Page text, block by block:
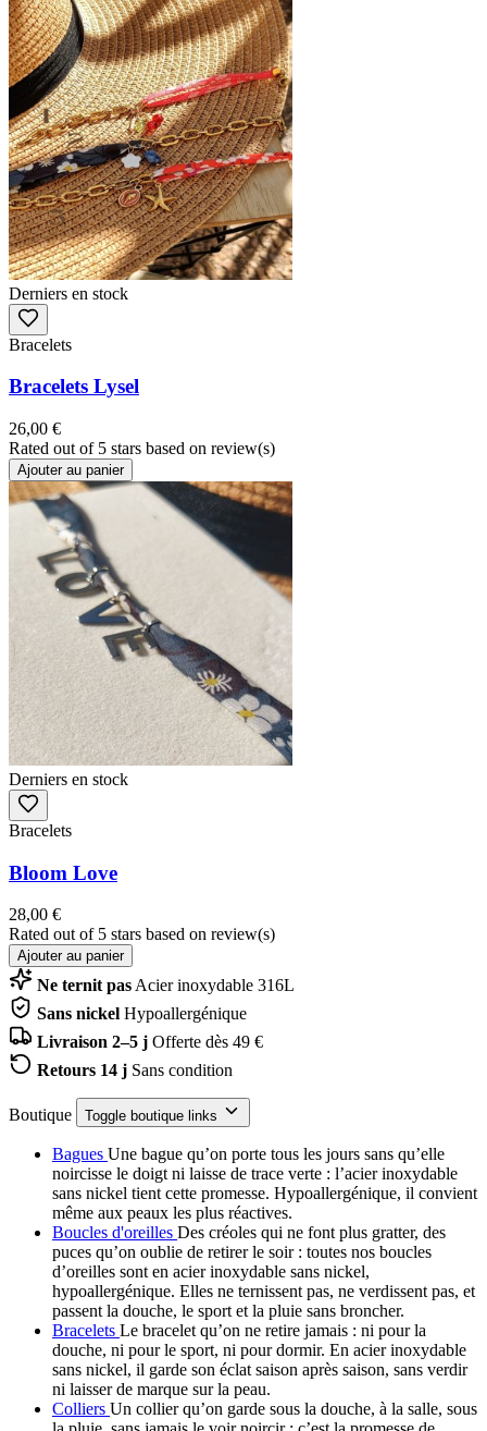
Derniers en stock
Bracelets
Bracelets Lysel
26,00 €
Rated out of 5 stars based on review(s)
Ajouter au panier
Derniers en stock
Bracelets
Bloom Love
28,00 €
Rated out of 5 stars based on review(s)
Ajouter au panier
Ne ternit pasAcier inoxydable 316L
Sans nickel Hypoallergénique
Livraison 2–5 j Offerte dès 49 €
Retours 14 j Sans condition
Boutique Toggle boutique links
Bagues Une bague qu’on porte tous les jours sans qu’elle
noircisse le doigt ni laisse de trace verte : l’acier inoxydable
sans nickel tient cette promesse. Hypoallergénique, il convient
même aux peaux les plus réactives.
Boucles d'oreilles Des créoles qui ne font plus gratter, des
puces qu’on oublie de retirer le soir : toutes nos boucles
d’oreilles sont en acier inoxydable sans nickel,
hypoallergénique. Elles ne ternissent pas, ne verdissent pas, et
passent la douche, le sport et la pluie sans broncher.
Bracelets Le bracelet qu’on ne retire jamais : ni pour la
douche, ni pour le sport, ni pour dormir. En acier inoxydable
sans nickel, il garde son éclat saison après saison, sans verdir
ni laisser de marque sur la peau.
Colliers Un collier qu’on garde sous la douche, à la salle, sous